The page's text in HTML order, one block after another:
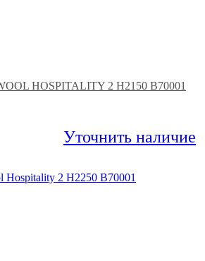
HOSPITALITY 2 H2150 B70001
Уточнить наличие